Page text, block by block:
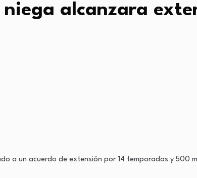
alcanzara
a un acuerdo de extensión por 14 temporadas y 500